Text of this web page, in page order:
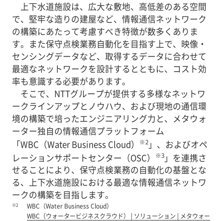
上下水道施設は、広大な敷地、高低差のある空間
で、堅牢な造りの建屋など、情報通信ネットワーク
の構築にあたって考慮すべき特徴が数多くありま
す。また保守点検業務自動化を目指す上で、映像・
センシングデータなど、取得するデータに合わせて
最適なネットワークを設計するとともに、コスト効
率も意識する必要があります。
そこで、NTTグループが提供する多様なネットワ
ークラインアップとノウハウ、および現地の通信環
境の構築で培ったエンジニアリング力と、メタウォ
ーター独自の情報通信プラットフォーム
「WBC（Water Business Cloud）
※2」、およびオペ
レーションサポートセンター（OSC）
※3」を連携さ
せることにより、保守点検業務の自動化の基盤とな
る、上下水道施設における最適な情報通信ネットワ
ークの構築を目指します。
※2
WBC（Water Business Cloud）
WBC（ウォータービジネスクラウド） | ソリューション | メタウォー